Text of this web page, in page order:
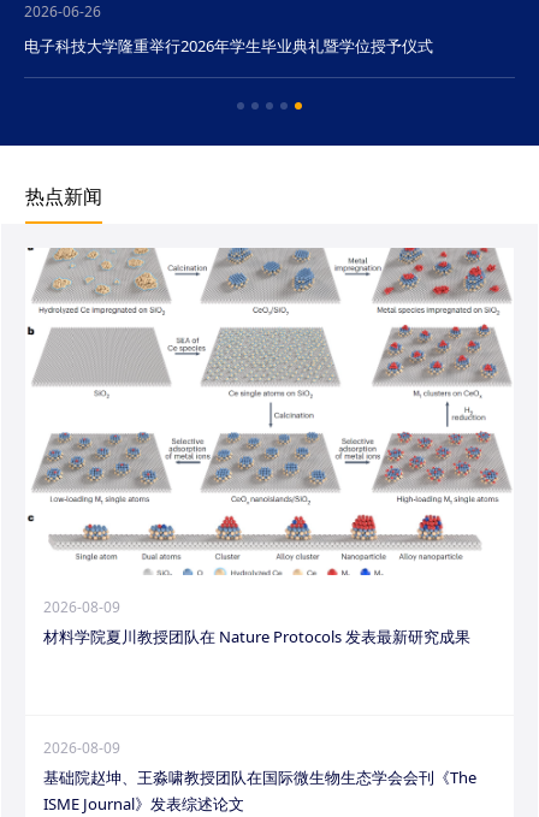
2026-06-26
电子科技大学隆重举行2026年学生毕业典礼暨学位授予仪式
热点新闻
2026-08-09
材料学院夏川教授团队在 Nature Protocols 发表最新研究成果
2026-08-09
基础院赵坤、王淼啸教授团队在国际微生物生态学会会刊《The
ISME Journal》发表综述论文